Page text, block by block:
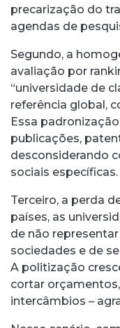
precarização do
agendas de
Segundo, a
avaliação por
“universidade de
referência global,
Essa
publicações,
desconsiderando
sociais específicas.
Terceiro, a perda
países, as
de não
sociedades e de
A politização
cortar
intercâmbios –